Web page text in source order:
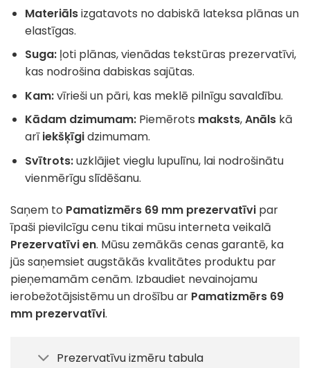
Materiālsizgatavots no dabiskā lateksa plānas un
elastīgas.
Suga:ļoti plānas, vienādas tekstūras prezervatīvi,
kas nodrošina dabiskas sajūtas.
Kam:vīrieši un pāri, kas meklē pilnīgu savaldību.
Kādam dzimumam:Piemērots maksts,Anālskā
arīiekšķīgidzimumam.
Svītrots:uzklājiet vieglu lupulīnu, lai nodrošinātu
vienmērīgu slīdēšanu.
Saņem to Pamatizmērs 69 mm prezervatīvi par
īpaši pievilcīgu cenu tikai mūsu interneta veikalā
Prezervatīvi en. Mūsu zemākās cenas garantē, ka
jūs saņemsiet augstākās kvalitātes produktu par
pieņemamām cenām. Izbaudiet nevainojamu
ierobežotājsistēmu un drošību ar Pamatizmērs 69
mm prezervatīvi.
Prezervatīvu izmēru tabula